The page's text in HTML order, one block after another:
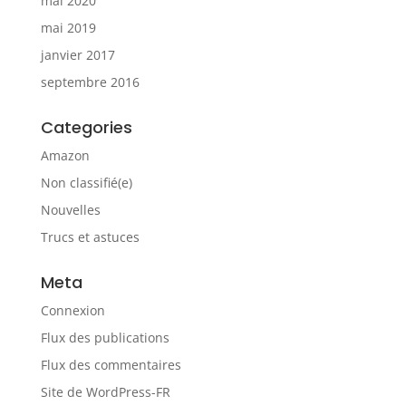
mai 2019
janvier 2017
septembre 2016
Categories
Amazon
Non classifié(e)
Nouvelles
Trucs et astuces
Meta
Connexion
Flux des publications
Flux des commentaires
Site de WordPress-FR